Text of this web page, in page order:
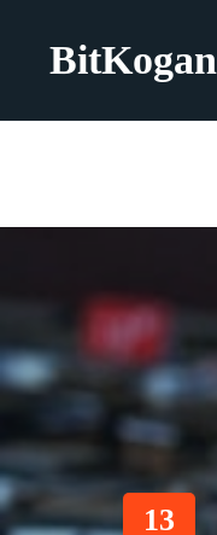
BitKogan
13